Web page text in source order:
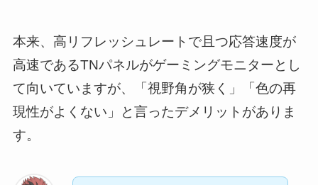
本来、高リフレッシュレートで且つ応答速度が
高速であるTNパネルがゲーミングモニターとし
て向いていますが、「視野角が狭く」「色の再
現性がよくない」と言ったデメリットがありま
す。